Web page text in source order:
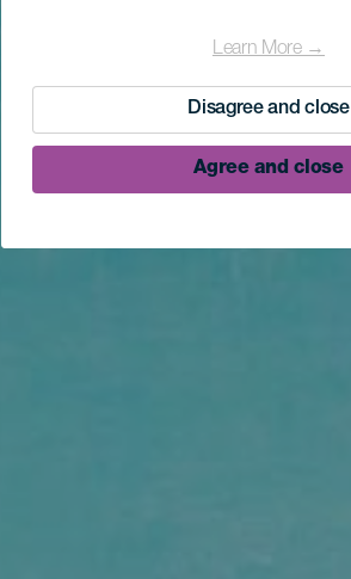
Learn More →
Disagree and close
Agree and close